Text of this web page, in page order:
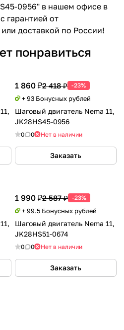
0956" в нашем офисе в
гарантией от
доставкой по России!
понравиться
1 860 ₽2 418 ₽ -23%
+ 93 Бонусных рублей
Шаговый двигатель Nema 11,
JK28HS45-0956
0 0 Нет в наличии
Заказать
1 990 ₽2 587 ₽ -23%
+ 99.5 Бонусных рублей
Шаговый двигатель Nema 11,
JK28HS51-0674
0 0 Нет в наличии
Заказать